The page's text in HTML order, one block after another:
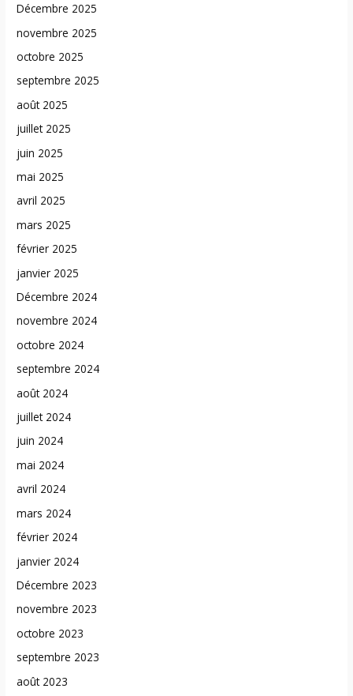
Décembre 2025
novembre 2025
octobre 2025
septembre 2025
août 2025
juillet 2025
juin 2025
mai 2025
avril 2025
mars 2025
février 2025
janvier 2025
Décembre 2024
novembre 2024
octobre 2024
septembre 2024
août 2024
juillet 2024
juin 2024
mai 2024
avril 2024
mars 2024
février 2024
janvier 2024
Décembre 2023
novembre 2023
octobre 2023
septembre 2023
août 2023